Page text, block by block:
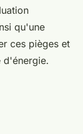
qu'une
ces pièges et
d'énergie.